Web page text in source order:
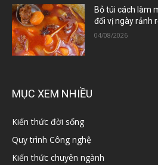
Bỏ túi cách làm
đổi vị ngày rảnh
04/08/2026
MỤC XEM NHIỀU
Kiến thức đời sống
Quy trình Công nghệ
Kiến thức chuyên ngành